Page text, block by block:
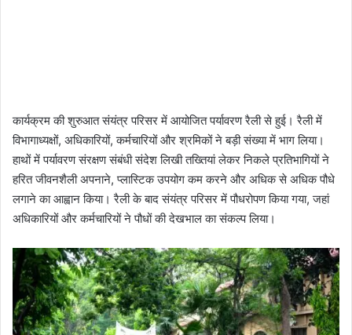
कार्यक्रम की शुरुआत संयंत्र परिसर में आयोजित पर्यावरण रैली से हुई। रैली में
विभागाध्यक्षों, अधिकारियों, कर्मचारियों और श्रमिकों ने बड़ी संख्या में भाग लिया।
हाथों में पर्यावरण संरक्षण संबंधी संदेश लिखी तख्तियां लेकर निकले प्रतिभागियों ने
हरित जीवनशैली अपनाने, प्लास्टिक उपयोग कम करने और अधिक से अधिक पौधे
लगाने का आह्वान किया। रैली के बाद संयंत्र परिसर में पौधरोपण किया गया, जहां
अधिकारियों और कर्मचारियों ने पौधों की देखभाल का संकल्प लिया।